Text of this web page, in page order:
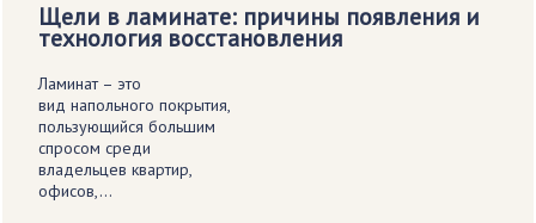
Щели в ламинате: причины появления и
технология восстановления
Ламинат – это
вид напольного покрытия,
пользующийся большим
спросом среди
владельцев квартир,
офисов,…